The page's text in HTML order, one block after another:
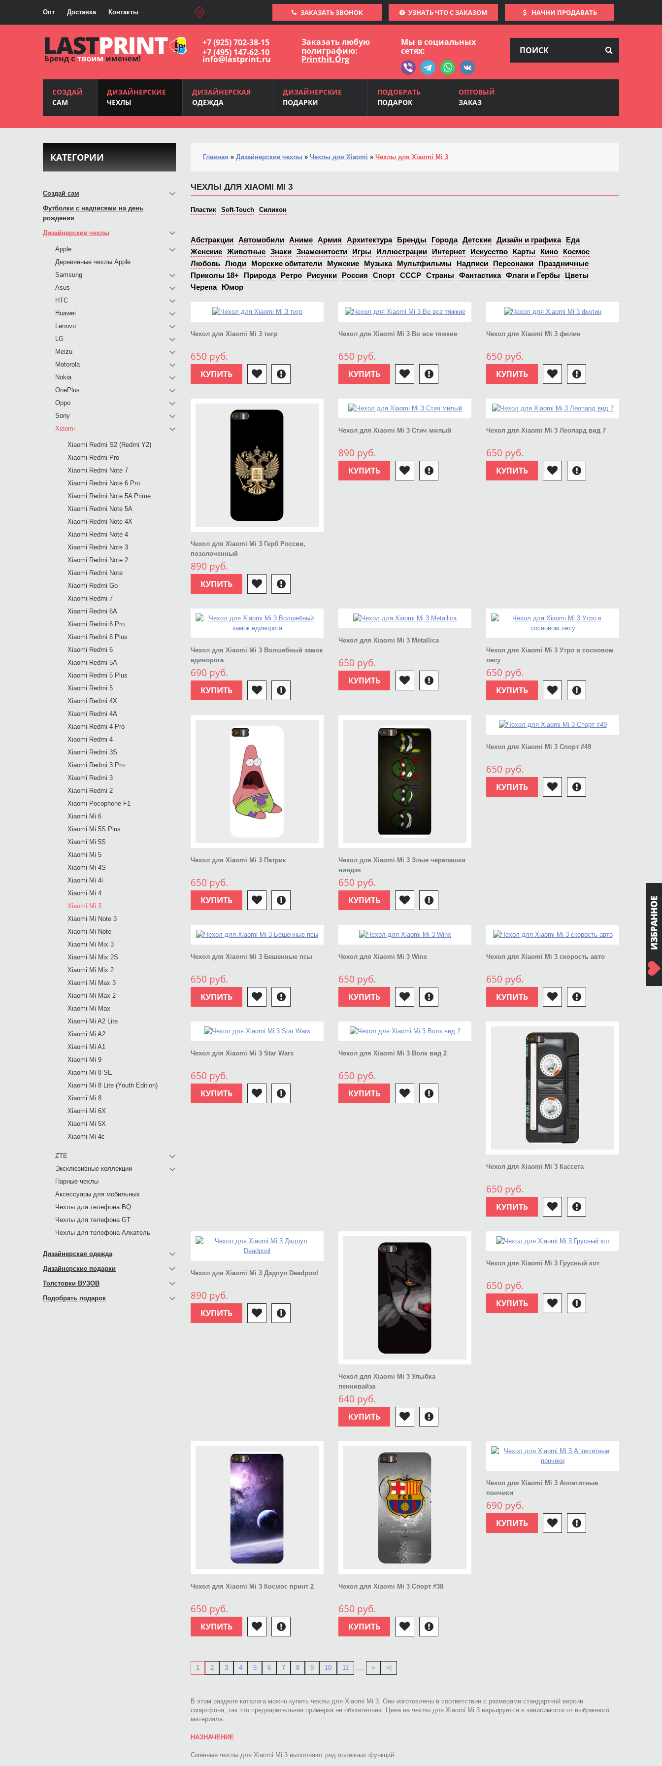
Опт Доставка Контакты ЗАКАЗАТЬ ЗВОНОК УЗНАТЬ ЧТО С ЗАКАЗОМ НАЧНИ ПРОДАВАТЬ
+7 (925) 702-38-15
+7 (495) 147-62-10
info@lastprint.ru
Заказать любую
полиграфию:
Printhit.Org
Мы в социальных
сетях:
СОЗДАЙ
САМ
ДИЗАЙНЕРСКИЕ
ЧЕХЛЫ
ДИЗАЙНЕРСКАЯ
ОДЕЖДА
ДИЗАЙНЕРСКИЕ
ПОДАРКИ
ПОДОБРАТЬ
ПОДАРОК
ОПТОВЫЙ
ЗАКАЗ
Главная » Дизайнерские чехлы » Чехлы для Xiaomi » Чехлы для Xiaomi Mi 3
ЧЕХЛЫ ДЛЯ XIAOMI MI 3
Пластик Soft-Touch Силикон
Абстракции Автомобили Аниме Армия Архитектура Бренды Города Детские Дизайн и графика
Еда
Женские Животные Знаки Знаменитости Игры Иллюстрации Интернет Искусство Карты Кино
Космос
Любовь Люди Морские обитатели Мужские Музыка Мультфильмы Надписи Персонажи
Праздничные
Приколы 18+
Природа Ретро Рисунки Россия Спорт СССР Страны Фантастика Флаги и Гербы
Цветы
Черепа
Юмор
Чехол для Xiaomi Mi 3 тигр
650 руб.
КУПИТЬ
Чехол для Xiaomi Mi 3 Во все тяжкие
650 руб.
КУПИТЬ
Чехол для Xiaomi Mi 3 филин
650 руб.
КУПИТЬ
Чехол для Xiaomi Mi 3 Герб России,
позолоченный
890 руб.
КУПИТЬ
Чехол для Xiaomi Mi 3 Стич милый
890 руб.
КУПИТЬ
Чехол для Xiaomi Mi 3 Леопард вид 7
650 руб.
КУПИТЬ
Чехол для Xiaomi Mi 3 Волшебный замок
единорога
690 руб.
КУПИТЬ
Чехол для Xiaomi Mi 3 Metallica
650 руб.
КУПИТЬ
Чехол для Xiaomi Mi 3 Утро в сосновом
лесу
650 руб.
КУПИТЬ
Чехол для Xiaomi Mi 3 Патрик
650 руб.
КУПИТЬ
Чехол для Xiaomi Mi 3 Злые черепашки
ниндзя
650 руб.
КУПИТЬ
Чехол для Xiaomi Mi 3 Спорт #49
650 руб.
КУПИТЬ
Чехол для Xiaomi Mi 3 Бешенные псы
650 руб.
КУПИТЬ
Чехол для Xiaomi Mi 3 Winx
650 руб.
КУПИТЬ
Чехол для Xiaomi Mi 3 скорость авто
650 руб.
КУПИТЬ
Чехол для Xiaomi Mi 3 Star Wars
650 руб.
КУПИТЬ
Чехол для Xiaomi Mi 3 Волк вид 2
650 руб.
КУПИТЬ
Чехол для Xiaomi Mi 3 Кассета
650 руб.
КУПИТЬ
Чехол для Xiaomi Mi 3 Дэдпул Deadpool
890 руб.
КУПИТЬ
Чехол для Xiaomi Mi 3 Улыбка
пеннивайза
640 руб.
КУПИТЬ
Чехол для Xiaomi Mi 3 Грусный кот
650 руб.
КУПИТЬ
Чехол для Xiaomi Mi 3 Космос принт 2
650 руб.
КУПИТЬ
Чехол для Xiaomi Mi 3 Спорт #38
650 руб.
КУПИТЬ
Чехол для Xiaomi Mi 3 Аппетитные
пончики
690 руб.
КУПИТЬ
1 2 3 4 5 6 7 8 9 10 11 .... > >|
В этом разделе каталога можно купить чехлы для Xiaomi Mi 3. Они изготовлены в соответствии с размерами стандартной версии
смартфона, так что предварительная примерка не обязательна. Цена на чехлы для Xiaomi Mi 3 варьируется в зависимости от выбранного
материала.
НАЗНАЧЕНИЕ
Сменные чехлы для Xiaomi Mi 3 выполняют ряд полезных функций:
КАТЕГОРИИ
Создай сам
Футболки с надписями на день
рождения
Дизайнерские чехлы
Apple
Деревянные чехлы Apple
Samsung
Asus
HTC
Huawei
Lenovo
LG
Meizu
Motorola
Nokia
OnePlus
Oppo
Sony
Xiaomi
Xiaomi Redmi S2 (Redmi Y2)
Xiaomi Redmi Pro
Xiaomi Redmi Note 7
Xiaomi Redmi Note 6 Pro
Xiaomi Redmi Note 5A Prime
Xiaomi Redmi Note 5A
Xiaomi Redmi Note 4X
Xiaomi Redmi Note 4
Xiaomi Redmi Note 3
Xiaomi Redmi Note 2
Xiaomi Redmi Note
Xiaomi Redmi Go
Xiaomi Redmi 7
Xiaomi Redmi 6A
Xiaomi Redmi 6 Pro
Xiaomi Redmi 6 Plus
Xiaomi Redmi 6
Xiaomi Redmi 5A
Xiaomi Redmi 5 Plus
Xiaomi Redmi 5
Xiaomi Redmi 4X
Xiaomi Redmi 4A
Xiaomi Redmi 4 Pro
Xiaomi Redmi 4
Xiaomi Redmi 3S
Xiaomi Redmi 3 Pro
Xiaomi Redmi 3
Xiaomi Redmi 2
Xiaomi Pocophone F1
Xiaomi Mi 6
Xiaomi Mi 5S Plus
Xiaomi Mi 5S
Xiaomi Mi 5
Xiaomi Mi 4S
Xiaomi Mi 4i
Xiaomi Mi 4
Xiaomi Mi 3
Xiaomi Mi Note 3
Xiaomi Mi Note
Xiaomi Mi Mix 3
Xiaomi Mi Mix 2S
Xiaomi Mi Mix 2
Xiaomi Mi Max 3
Xiaomi Mi Max 2
Xiaomi Mi Max
Xiaomi Mi A2 Lite
Xiaomi Mi A2
Xiaomi Mi A1
Xiaomi Mi 9
Xiaomi Mi 8 SE
Xiaomi Mi 8 Lite (Youth Edition)
Xiaomi Mi 8
Xiaomi Mi 6X
Xiaomi Mi 5X
Xiaomi Mi 4c
ZTE
Эксклюзивные коллекции
Парные чехлы
Аксессуары для мобильных
Чехлы для телефона BQ
Чехлы для телефона GT
Чехлы для телефона Алкатель
Дизайнерская одежда
Дизайнерские подарки
Толстовки ВУЗОВ
Подобрать подарок